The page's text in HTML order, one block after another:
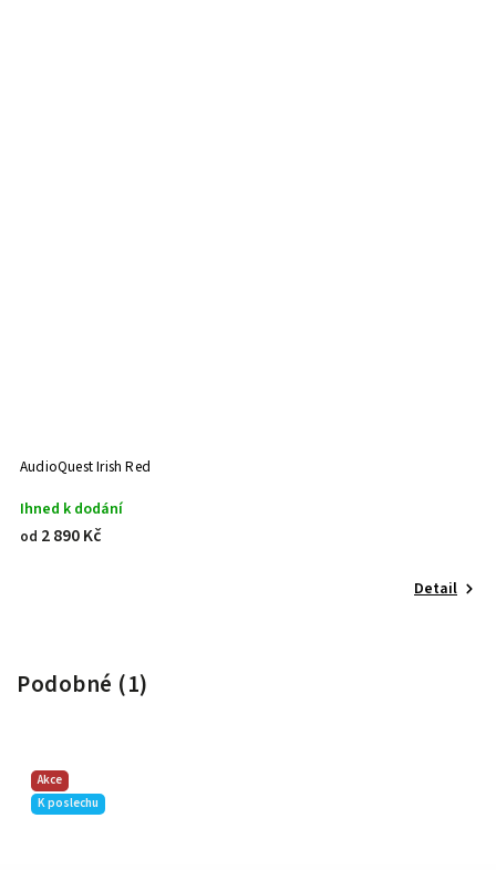
AudioQuest Irish Red
Ihned k dodání
od 2 890 Kč
Detail
Podobné (1)
Akce
K poslechu